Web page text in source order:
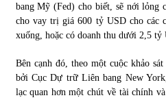
09/11/2021
13/10/2021
bang Mỹ (Fed) cho biết, sẽ nới lỏng
cho vay trị giá 600 tỷ USD cho các
xuống, hoặc có doanh thu dưới 2,5 tỷ
Bên cạnh đó, theo một cuộc khảo
bởi Cục Dự trữ Liên bang New
lạc quan hơn một chút về tài chính